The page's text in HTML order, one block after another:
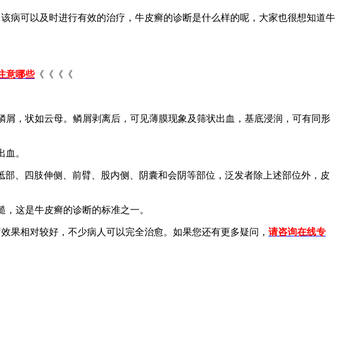
病可以及时进行有效的治疗，牛皮癣的诊断是什么样的呢，大家也很想知道牛
意哪些《《《《
，状如云母。鳞屑剥离后，可见薄膜现象及筛状出血，基底浸润，可有同形
。
、四肢伸侧、前臂、股内侧、阴囊和会阴等部位，泛发者除上述部位外，皮
这是牛皮癣的诊断的标准之一。
果相对较好，不少病人可以完全治愈。如果您还有更多疑问， 请咨询在线专